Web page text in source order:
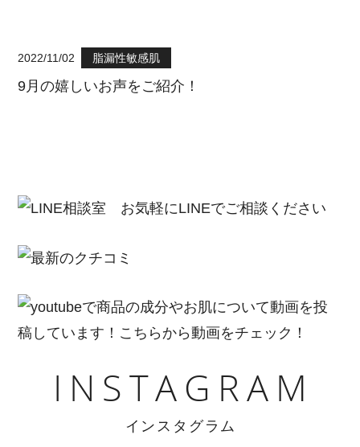
2022/11/02 脂漏性敏感肌
9月の嬉しいお声をご紹介！
INSTAGRAM
インスタグラム